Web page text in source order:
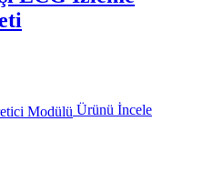
Ürünü İncele